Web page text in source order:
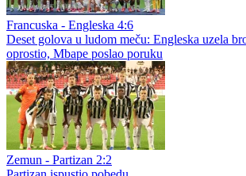
Francuska - Engleska 4:6
Deset golova u ludom meču: Engleska uzela
oprostio, Mbape poslao poruku
Zemun - Partizan 2:2